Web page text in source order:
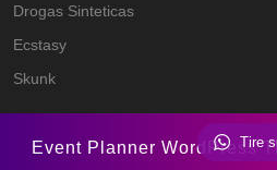
Drogas Sinteticas
Ecstasy
Skunk
Event Planner WordPress
Tire